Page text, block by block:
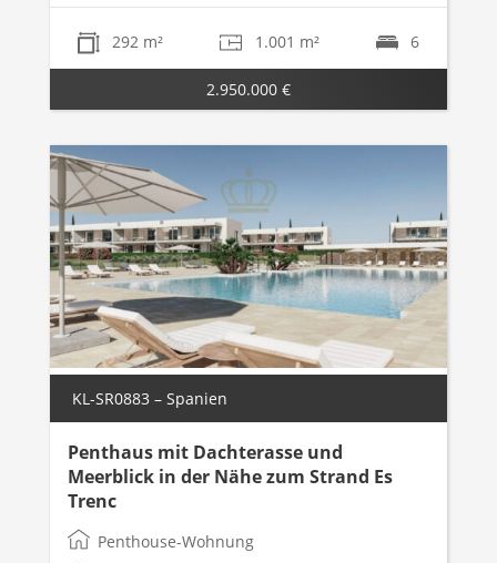
292 m² 1.001 m² 6
2.950.000 €
KL-SR0883 – Spanien
Penthaus mit Dachterasse und
Meerblick in der Nähe zum Strand Es
Trenc
Penthouse-Wohnung